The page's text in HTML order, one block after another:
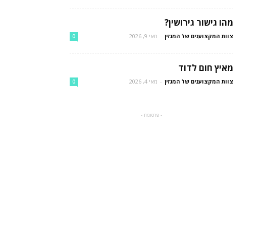
מהו גישור גירושין?
צוות המקצוענים של המגזין - מאי 9, 2026 0
מאיץ חום לדוד
צוות המקצוענים של המגזין - מאי 4, 2026 0
- פרסומת -